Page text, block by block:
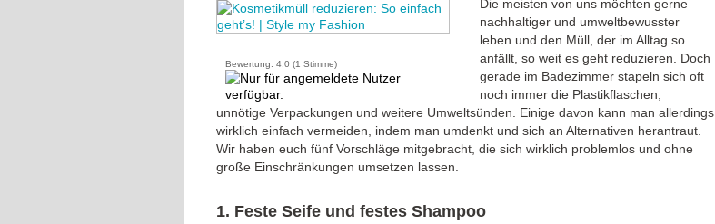
Bewertung: 4,0 (1 Stimme)
Die meisten von uns möchten gerne
nachhaltiger und umweltbewusster
leben und den Müll, der im Alltag so
anfällt, so weit es geht reduzieren. Doch
gerade im Badezimmer stapeln sich oft
noch immer die Plastikflaschen,
unnötige Verpackungen und weitere Umweltsünden. Einige davon kann man allerdings
wirklich einfach vermeiden, indem man umdenkt und sich an Alternativen herantraut.
Wir haben euch fünf Vorschläge mitgebracht, die sich wirklich problemlos und ohne
große Einschränkungen umsetzen lassen.
1. Feste Seife und festes Shampoo